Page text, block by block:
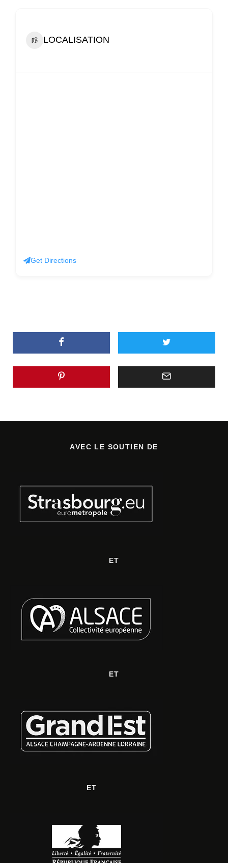
LOCALISATION
Get Directions
AVEC LE SOUTIEN DE
ET
ET
ET